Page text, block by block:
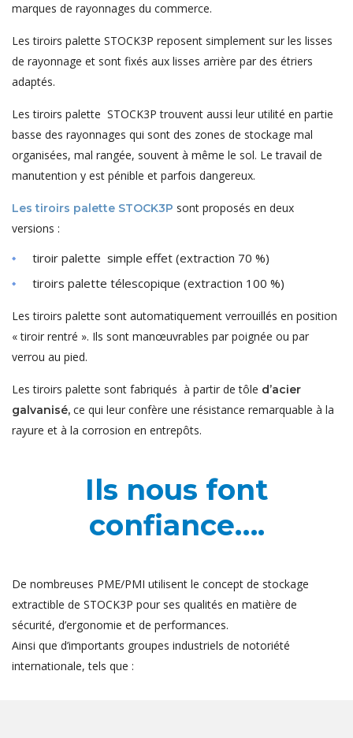
marques de rayonnages du commerce.
Les tiroirs palette STOCK3P reposent simplement sur les lisses
de rayonnage et sont fixés aux lisses arrière par des étriers
adaptés.
Les tiroirs palette STOCK3P trouvent aussi leur utilité en partie
basse des rayonnages qui sont des zones de stockage mal
organisées, mal rangée, souvent à même le sol. Le travail de
manutention y est pénible et parfois dangereux.
Les tiroirs palette STOCK3P sont proposés en deux
versions :
tiroir palette simple effet (extraction 70 %)
tiroirs palette télescopique (extraction 100 %)
Les tiroirs palette sont automatiquement verrouillés en position
« tiroir rentré ». Ils sont manœuvrables par poignée ou par
verrou au pied.
Les tiroirs palette sont fabriqués à partir de tôle d’acier
galvanisé, ce qui leur confère une résistance remarquable à la
rayure et à la corrosion en entrepôts.
Ils nous font
confiance….
De nombreuses PME/PMI utilisent le concept de stockage
extractible de STOCK3P pour ses qualités en matière de
sécurité, d’ergonomie et de performances.
Ainsi que d’importants groupes industriels de notoriété
internationale, tels que :